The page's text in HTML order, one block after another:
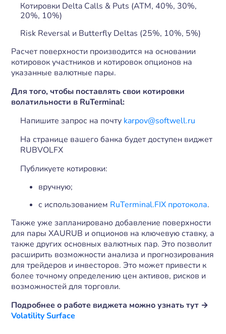
Котировки Delta Calls & Puts (ATM, 40%, 30%,
20%, 10%)
Risk Reversal и Butterfly Deltas (25%, 10%, 5%)
Расчет поверхности производится на основании
котировок участников и котировок опционов на
указанные валютные пары.
Для того, чтобы поставлять свои котировки
волатильности в RuTerminal:
Напишите запрос на почту karpov@softwell.ru
На странице вашего банка будет доступен виджет
RUBVOLFX
Публикуете котировки:
вручную;
с использованием RuTerminal.FIX протокола.
Также уже запланировано добавление поверхности
для пары XAURUB и опционов на ключевую ставку, а
также других основных валютных пар. Это позволит
расширить возможности анализа и прогнозирования
для трейдеров и инвесторов. Это может привести к
более точному определению цен активов, рисков и
возможностей для торговли.
Подробнее о работе виджета можно узнать тут →
Volatility Surface